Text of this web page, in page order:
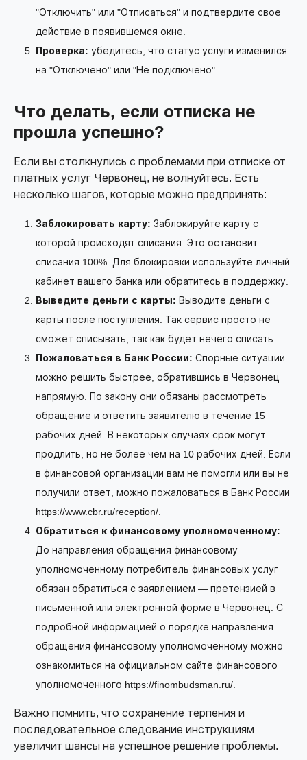
"Отключить" или "Отписаться" и подтвердите свое
действие в появившемся окне.
Проверка: убедитесь, что статус услуги изменился
на "Отключено" или "Не подключено".
Что делать, если отписка не
прошла успешно?
Если вы столкнулись с проблемами при отписке от
платных услуг Червонец, не волнуйтесь. Есть
несколько шагов, которые можно предпринять:
Заблокировать карту: Заблокируйте карту с
которой происходят списания. Это остановит
списания 100%. Для блокировки используйте личный
кабинет вашего банка или обратитесь в поддержку.
Выведите деньги с карты: Выводите деньги с
карты после поступления. Так сервис просто не
сможет списывать, так как будет нечего списать.
Пожаловаться в Банк России: Спорные ситуации
можно решить быстрее, обратившись в Червонец
напрямую. По закону они обязаны рассмотреть
обращение и ответить заявителю в течение 15
рабочих дней. В некоторых случаях срок могут
продлить, но не более чем на 10 рабочих дней. Если
в финансовой организации вам не помогли или вы не
получили ответ, можно пожаловаться в Банк России
https://www.cbr.ru/reception/.
Обратиться к финансовому уполномоченному:
До направления обращения финансовому
уполномоченному потребитель финансовых услуг
обязан обратиться с заявлением — претензией в
письменной или электронной форме в Червонец. С
подробной информацией о порядке направления
обращения финансовому уполномоченному можно
ознакомиться на официальном сайте финансового
уполномоченного https://finombudsman.ru/.
Важно помнить, что сохранение терпения и
последовательное следование инструкциям
увеличит шансы на успешное решение проблемы.